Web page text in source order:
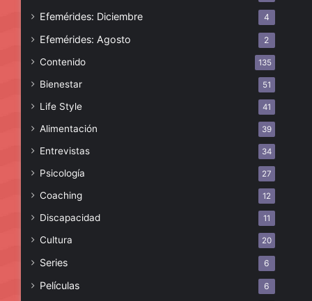
Efemérides: Diciembre 4
Efemérides: Agosto 2
Contenido 135
Bienestar 51
Life Style 41
Alimentación 39
Entrevistas 34
Psicología 27
Coaching 12
Discapacidad 11
Cultura 20
Series 6
Películas 6